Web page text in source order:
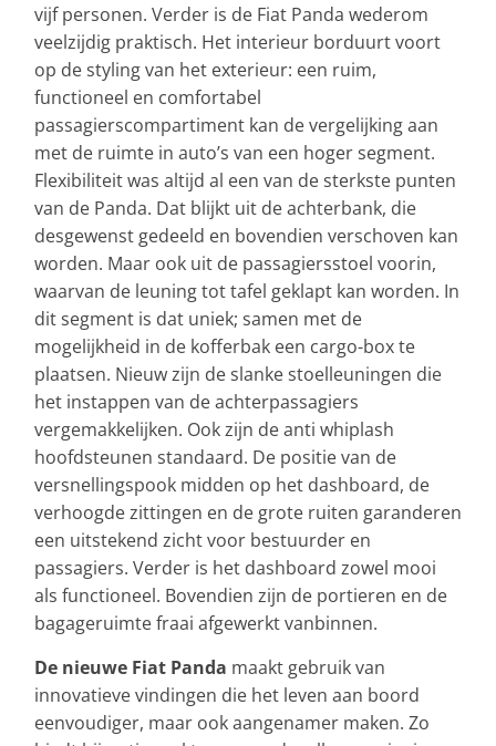
vijf personen. Verder is de Fiat Panda wederom
veelzijdig praktisch. Het interieur borduurt voort
op de styling van het exterieur: een ruim,
functioneel en comfortabel
passagierscompartiment kan de vergelijking aan
met de ruimte in auto’s van een hoger segment.
Flexibiliteit was altijd al een van de sterkste punten
van de Panda. Dat blijkt uit de achterbank, die
desgewenst gedeeld en bovendien verschoven kan
worden. Maar ook uit de passagiersstoel voorin,
waarvan de leuning tot tafel geklapt kan worden. In
dit segment is dat uniek; samen met de
mogelijkheid in de kofferbak een cargo-box te
plaatsen. Nieuw zijn de slanke stoelleuningen die
het instappen van de achterpassagiers
vergemakkelijken. Ook zijn de anti whiplash
hoofdsteunen standaard. De positie van de
versnellingspook midden op het dashboard, de
verhoogde zittingen en de grote ruiten garanderen
een uitstekend zicht voor bestuurder en
passagiers. Verder is het dashboard zowel mooi
als functioneel. Bovendien zijn de portieren en de
bagageruimte fraai afgewerkt vanbinnen.
De nieuwe Fiat Panda maakt gebruik van
innovatieve vindingen die het leven aan boord
eenvoudiger, maar ook aangenamer maken. Zo